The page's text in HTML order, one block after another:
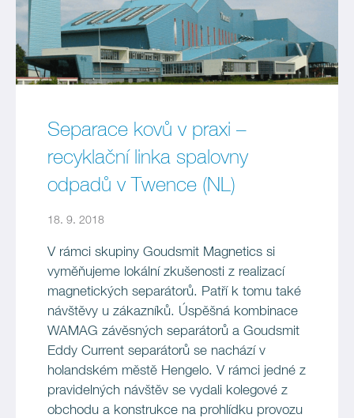
Separace kovů v praxi –
recyklační linka spalovny
odpadů v Twence (NL)
18. 9. 2018
V rámci skupiny Goudsmit Magnetics si
vyměňujeme lokální zkušenosti z realizací
magnetických separátorů. Patří k tomu také
návštěvy u zákazníků. Úspěšná kombinace
WAMAG závěsných separátorů a Goudsmit
Eddy Current separátorů se nachází v
holandském městě Hengelo. V rámci jedné z
pravidelných návštěv se vydali kolegové z
obchodu a konstrukce na prohlídku provozu